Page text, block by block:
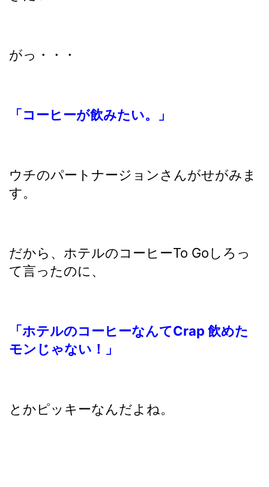
がっ・・・
「コーヒーが飲みたい。」
ウチのパートナージョンさんがせがみま
す。
だから、ホテルのコーヒーTo Goしろっ
て言ったのに、
「ホテルのコーヒーなんてCrap 飲めた
モンじゃない！」
とかピッキーなんだよね。